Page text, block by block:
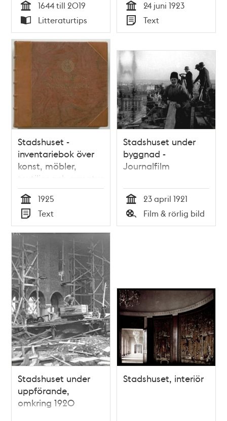
Tid
1644 till 2019
Typ
Litteraturtips Tid
24 juni 1923
Typ
Text
Stadshuset -
inventariebok över
konst, möbler,
textilier och armatur
1925
Tid
1925
Typ
Text
Stadshuset under
byggnad -
Journalfilm
Tid
23 april 1921
Typ
Film & rörlig bild
Stadshuset under
uppförande,
omkring 1920
Stadshuset, interiör